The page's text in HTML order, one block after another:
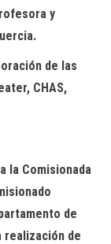
y
.
de las
CHAS,
la Comisionada
de
realización de